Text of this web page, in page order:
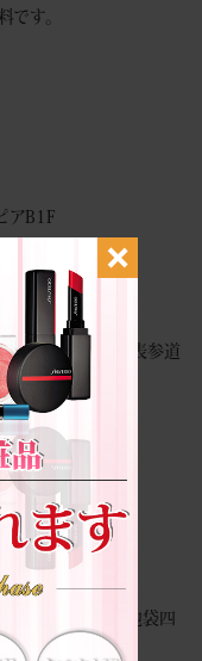
です。
アB1F
10:00～17:00
駅から徒歩5分、表参道
II 9F
ら徒歩２分、東池袋四